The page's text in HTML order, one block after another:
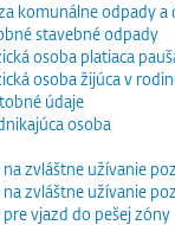
komunálne odpady
stavebné odpady
osoba platiaca
osoba žijúca v
údaje
osoba
na zvláštne užívanie
na zvláštne užívanie
pre vjazd do pešej zóny